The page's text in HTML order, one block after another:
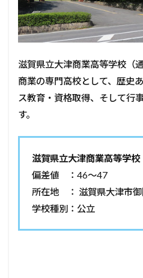
滋賀県立大津商業高等学校（
商業の専門高校として、歴史
ス教育・資格取得、そして行
す。
滋賀県立大津商業高等学校
偏差値 ：46〜47
所在地 ： 滋賀県大津市
学校種別：公立